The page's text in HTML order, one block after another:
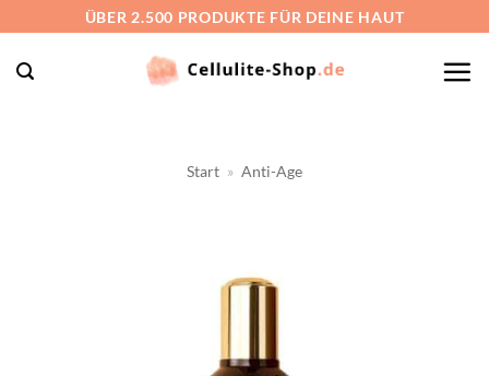
springen
ÜBER 2.500 PRODUKTE FÜR DEINE HAUT
Start » Anti-Age